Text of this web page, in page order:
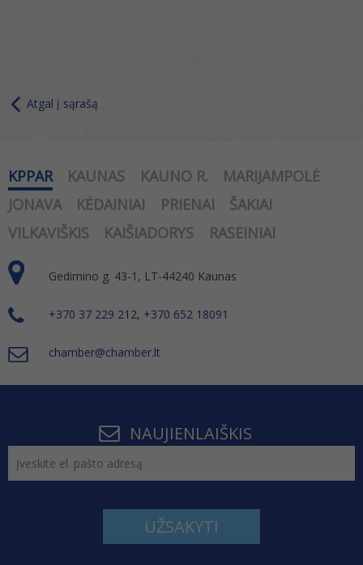
Atgal į sąrašą
KPPAR KAUNAS KAUNO R.
MARIJAMPOLĖ
JONAVA
KĖDAINIAI PRIENAI
ŠAKIAI
VILKAVIŠKIS
KAIŠIADORYS RASEINIAI
Gedimino g. 43-1, LT-44240 Kaunas
+370 37 229 212, +370 652 18091
chamber@chamber.lt
NAUJIENLAIŠKIS
UŽSAKYTI